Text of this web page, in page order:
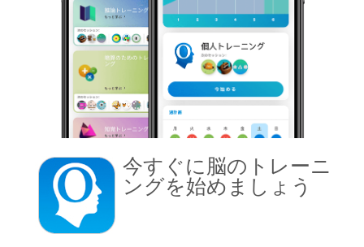
今すぐに脳のトレーニ
ングを始めましょう